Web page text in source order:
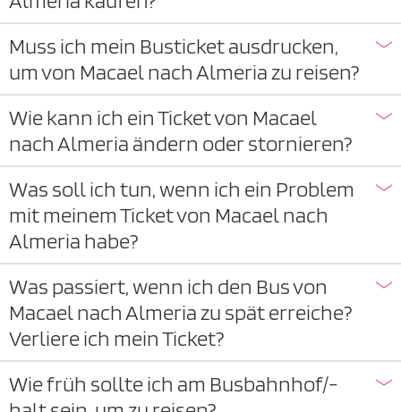
Muss ich mein Busticket ausdrucken,
um von Macael nach Almeria zu reisen?
Wie kann ich ein Ticket von Macael
nach Almeria ändern oder stornieren?
Was soll ich tun, wenn ich ein Problem
mit meinem Ticket von Macael nach
Almeria habe?
Was passiert, wenn ich den Bus von
Macael nach Almeria zu spät erreiche?
Verliere ich mein Ticket?
Wie früh sollte ich am Busbahnhof/-